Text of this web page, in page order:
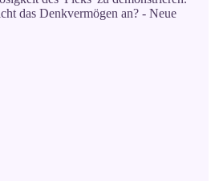
das Denkvermögen an? - Neue